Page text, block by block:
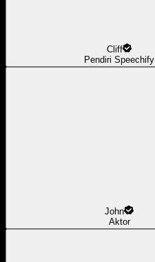
Cliff
Pendiri Speechify
John
Aktor